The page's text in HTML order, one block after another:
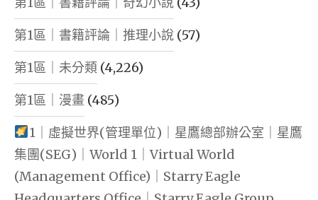
第1區｜書籍評論｜推理小說 (57)
第1區｜未分類 (4,226)
第1區｜漫畫 (485)
1｜虛擬世界(管理單位)｜星鷹總部辦公室｜星鷹
集團(SEG)｜World 1｜Virtual World
(Management Office)｜Starry Eagle